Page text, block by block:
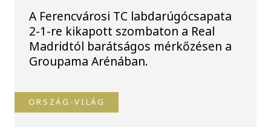
A Ferencvárosi TC labdarúgócsapata
2-1-re kikapott szombaton a Real
Madridtól barátságos mérkőzésen a
Groupama Arénában.
ORSZÁG-VILÁG